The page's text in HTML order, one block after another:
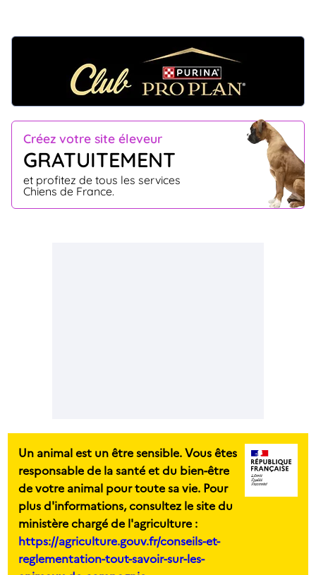
Créez votre site éleveur
GRATUITEMENT
et profitez de tous les services
Chiens de France.
Un animal est un être sensible. Vous êtes
responsable de la santé et du bien-être
de votre animal pour toute sa vie. Pour
plus d'informations, consultez le site du
ministère chargé de l'agriculture :
https://agriculture.gouv.fr/conseils-et-
reglementation-tout-savoir-sur-les-